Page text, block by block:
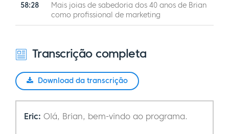
58:28
Mais joias de sabedoria dos 40 anos de Brian
como profissional de marketing
Transcrição completa
Download da transcrição
Eric: Olá, Brian, bem-vindo ao programa.